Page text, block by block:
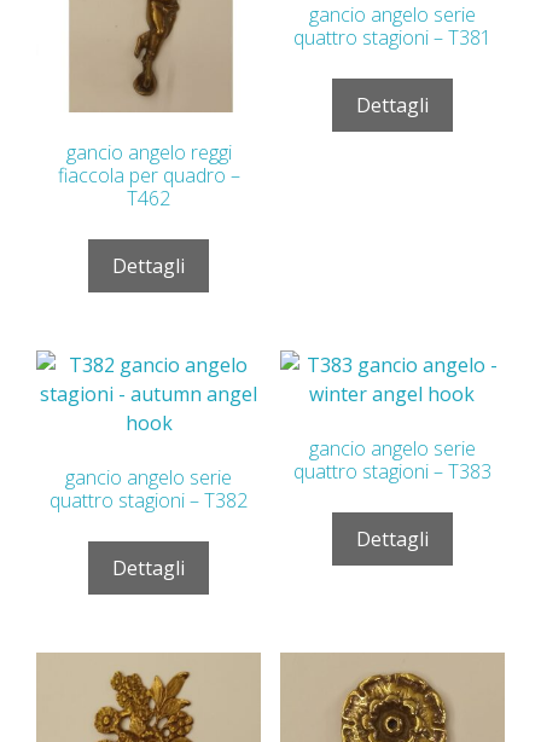
gancio angelo reggi
fiaccola per quadro –
T462
Dettagli
gancio angelo serie
quattro stagioni – T381
Dettagli
gancio angelo serie
quattro stagioni – T382
Dettagli
gancio angelo serie
quattro stagioni – T383
Dettagli